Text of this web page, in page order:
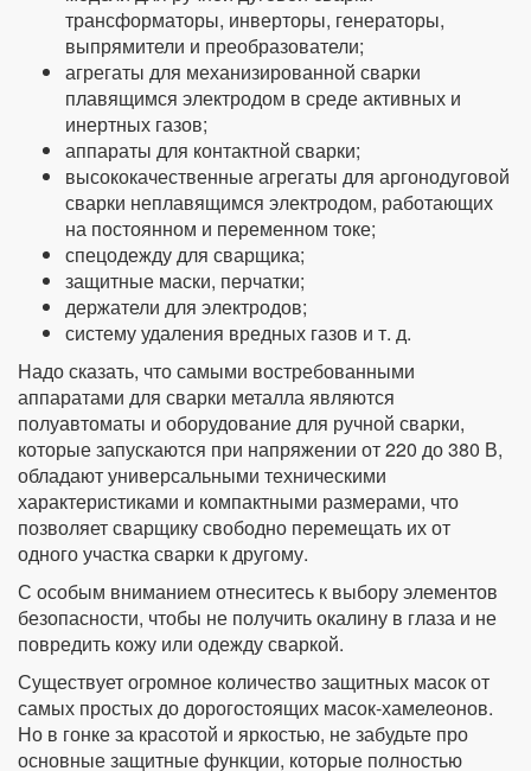
трансформаторы, инверторы, генераторы,
выпрямители и преобразователи;
агрегаты для механизированной сварки
плавящимся электродом в среде активных и
инертных газов;
аппараты для контактной сварки;
высококачественные агрегаты для аргонодуговой
сварки неплавящимся электродом, работающих
на постоянном и переменном токе;
спецодежду для сварщика;
защитные маски, перчатки;
держатели для электродов;
систему удаления вредных газов и т. д.
Надо сказать, что самыми востребованными
аппаратами для сварки металла являются
полуавтоматы и оборудование для ручной сварки,
которые запускаются при напряжении от 220 до 380 В,
обладают универсальными техническими
характеристиками и компактными размерами, что
позволяет сварщику свободно перемещать их от
одного участка сварки к другому.
С особым вниманием отнеситесь к выбору элементов
безопасности, чтобы не получить окалину в глаза и не
повредить кожу или одежду сваркой.
Существует огромное количество защитных масок от
самых простых до дорогостоящих масок-хамелеонов.
Но в гонке за красотой и яркостью, не забудьте про
основные защитные функции, которые полностью